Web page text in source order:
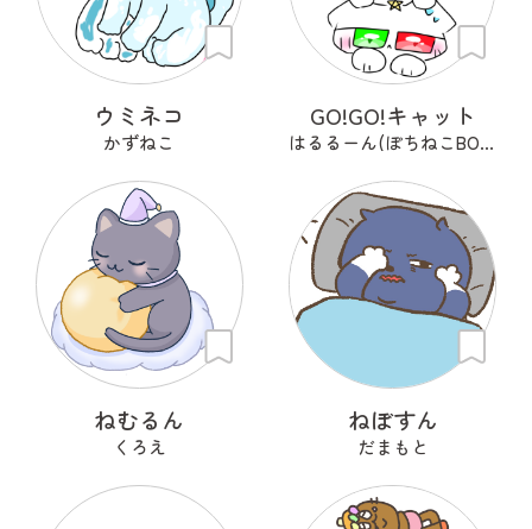
ウミネコ
かずねこ
GO!GO!キャット
はるるーん(ぽちねこBOOKS)
ねむるん
くろえ
ねぼすん
だまもと